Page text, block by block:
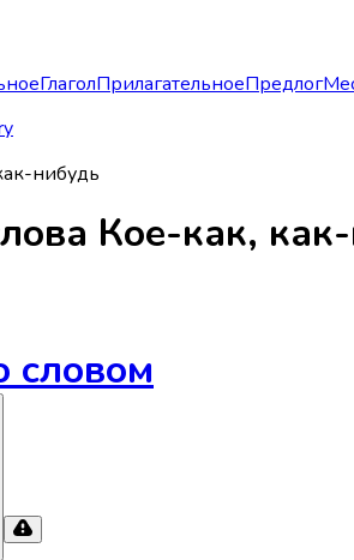
ГлаголПрилагательноеПредлог
нибудь
Кое-как,
словом